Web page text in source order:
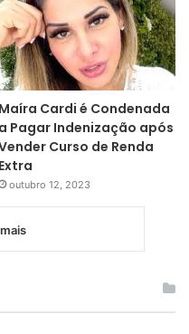
Maíra Cardi é Condenada
a Pagar Indenização após
Curso de Renda
Extra
outubro 12, 2023